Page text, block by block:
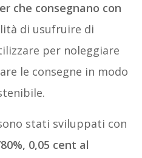
che consegnano con
di usufruire di
per noleggiare
le consegne in modo
stati sviluppati con
0,05 cent al